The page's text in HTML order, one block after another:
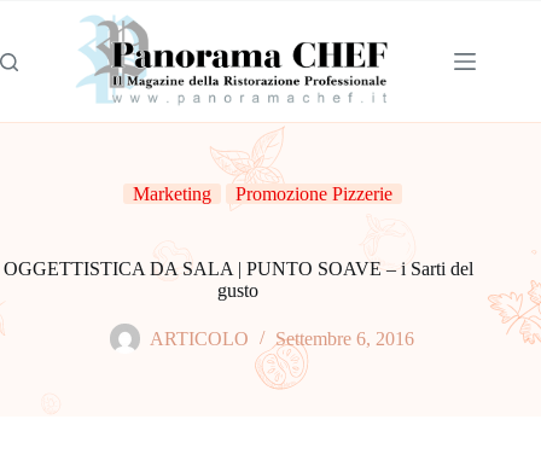
Marketing Promozione Pizzerie
OGGETTISTICA DA SALA | PUNTO SOAVE – i Sarti del
gusto
ARTICOLO Settembre 6, 2016